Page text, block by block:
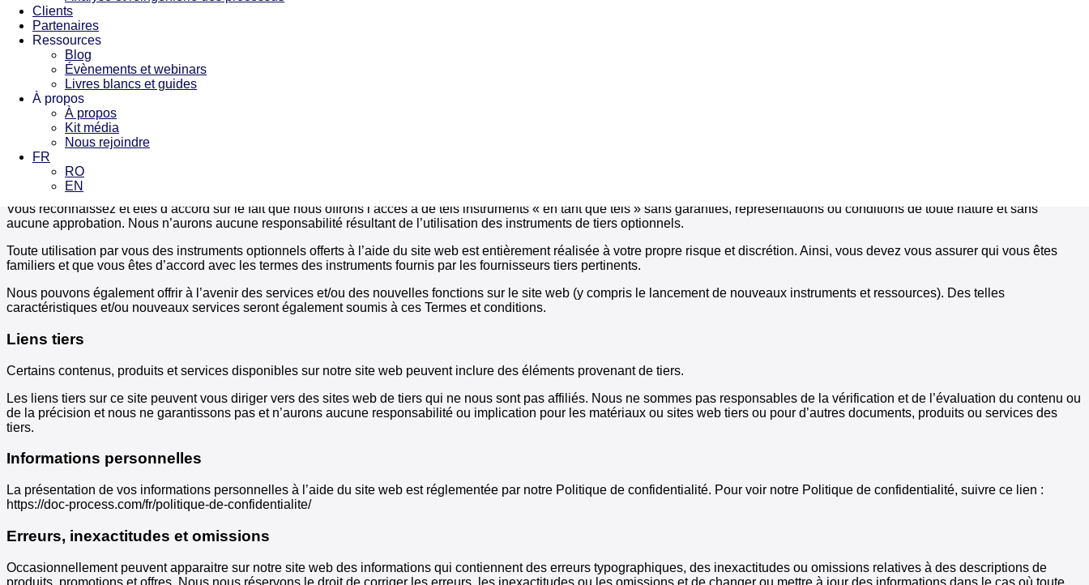
Clients
Partenaires
Ressources
Blog
Évènements et webinars
Livres blancs et guides
À propos
À propos
Kit média
Nous rejoindre
FR
RO
EN
S’il existe des sections du site où les utilisateurs peuvent insérer des commentaires et exprimer des opinions personnelles, des images ou d’autres éléments susceptibles d’être protégés
par des droits de propriété intellectuelle, la responsabilité de leur contenu est exclusive aux utilisateurs concernés.
En accédant au site et en utilisant les services fournis, l’utilisateur accepte que toutes les informations, données, textes, messages, fichiers, etc. qu’il télécharge sur le site (ci-après
dénommé « contenu »), qu’elles aient été affichées ou transmises publiquement ou individuellement, sont de sa responsabilité. En conséquence, l’utilisateur est seul responsable des
informations, textes, documents publiés / téléchargés / transmis par le biais du compte, et en même temps est seul responsable du respect du droit d’auteur avec le contenu, tout comme le
droit d’auteur défini et protégé par la loi. Les titulaires de site n’effectuent pas de contrôle et ne garantissent donc pas la réalité, l’intégrité et la qualité du contenu ou de la protection du droit
d’auteur.
Instruments de tiers
Il nous est possible de vous offrir accès à des instruments de tierces parties que nous ne suivons pas et sur lesquels nous n’avons aucun contrôle.
Vous reconnaissez et êtes d’accord sur le fait que nous offrons l’accès à de tels instruments « en tant que tels » sans garanties, représentations ou conditions de toute nature et sans
aucune approbation. Nous n’aurons aucune responsabilité résultant de l’utilisation des instruments de tiers optionnels.
Toute utilisation par vous des instruments optionnels offerts à l’aide du site web est entièrement réalisée à votre propre risque et discrétion. Ainsi, vous devez vous assurer qui vous êtes
familiers et que vous êtes d’accord avec les termes des instruments fournis par les fournisseurs tiers pertinents.
Nous pouvons également offrir à l’avenir des services et/ou des nouvelles fonctions sur le site web (y compris le lancement de nouveaux instruments et ressources). Des telles
caractéristiques et/ou nouveaux services seront également soumis à ces Termes et conditions.
Liens tiers
Certains contenus, produits et services disponibles sur notre site web peuvent inclure des éléments provenant de tiers.
Les liens tiers sur ce site peuvent vous diriger vers des sites web de tiers qui ne nous sont pas affiliés. Nous ne sommes pas responsables de la vérification et de l’évaluation du contenu ou
de la précision et nous ne garantissons pas et n’aurons aucune responsabilité ou implication pour les matériaux ou sites web tiers ou pour d’autres documents, produits ou services des
tiers.
Informations personnelles
La présentation de vos informations personnelles à l’aide du site web est réglementée par notre Politique de confidentialité. Pour voir notre Politique de confidentialité, suivre ce lien :
https://doc-process.com/fr/politique-de-confidentialite/
Erreurs, inexactitudes et omissions
Occasionnellement peuvent apparaitre sur notre site web des informations qui contiennent des erreurs typographiques, des inexactitudes ou omissions relatives à des descriptions de
produits, promotions et offres. Nous nous réservons le droit de corriger les erreurs, les inexactitudes ou les omissions et de changer ou mettre à jour des informations dans le cas où toute